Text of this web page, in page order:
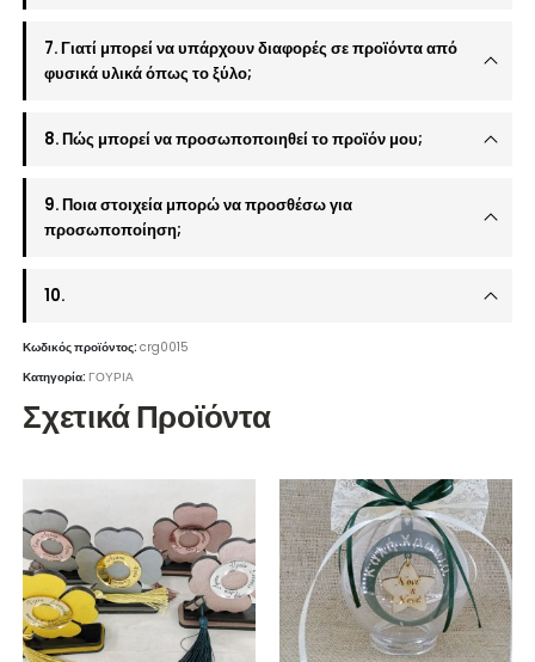
7. Γιατί μπορεί να υπάρχουν διαφορές σε προϊόντα από
φυσικά υλικά όπως το ξύλο;
8. Πώς μπορεί να προσωποποιηθεί το προϊόν μου;
9. Ποια στοιχεία μπορώ να προσθέσω για
προσωποποίηση;
10.
Κωδικός προϊόντος:crg0015
Κατηγορία:ΓΟΥΡΙΑ
Σχετικά Προϊόντα